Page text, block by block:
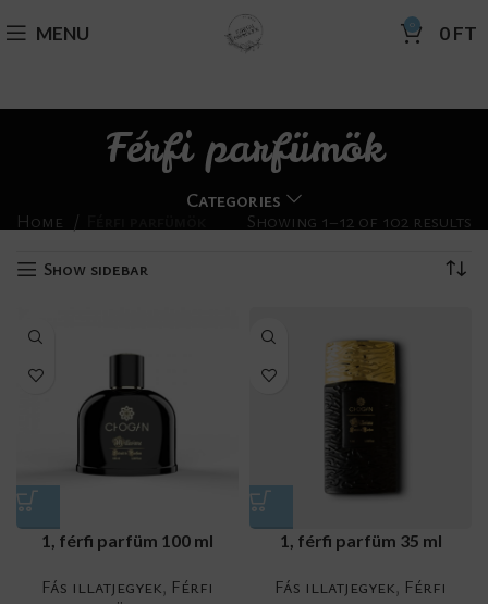
MENU 0 0FT
Férfi parfümök
Categories
Home
Showing 1–12 of 102 results
Show sidebar
1, férfi parfüm 100 ml
Fás illatjegyek, Férfi
1, férfi parfüm 35 ml
Fás illatjegyek, Férfi